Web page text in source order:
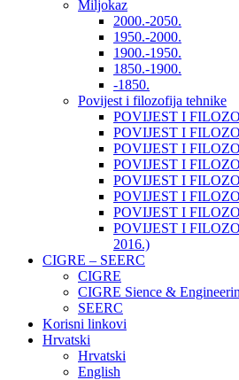
Miljokaz
2000.-2050.
1950.-2000.
1900.-1950.
1850.-1900.
-1850.
Povijest i filozofija tehnike
POVIJEST I
POVIJEST I
POVIJEST I
POVIJEST I
POVIJEST I
POVIJEST I
POVIJEST I
POVIJEST I
2016.)
CIGRE – SEERC
CIGRE
CIGRE Sience &
SEERC
Korisni linkovi
Hrvatski
Hrvatski
English